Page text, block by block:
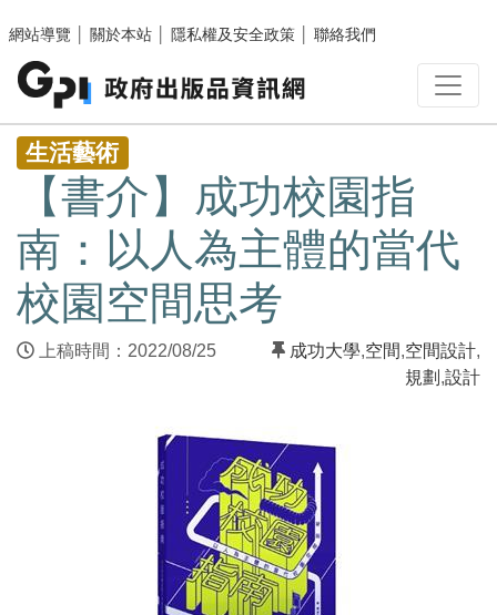
網站導覽
關於本站 隱私權及安全政策 聯絡我們
:::
生活藝術
【書介】成功校園指
南：以人為主體的當代
校園空間思考
上稿時間：2022/08/25 成功大學,空間,空間設計,
規劃 ,設計